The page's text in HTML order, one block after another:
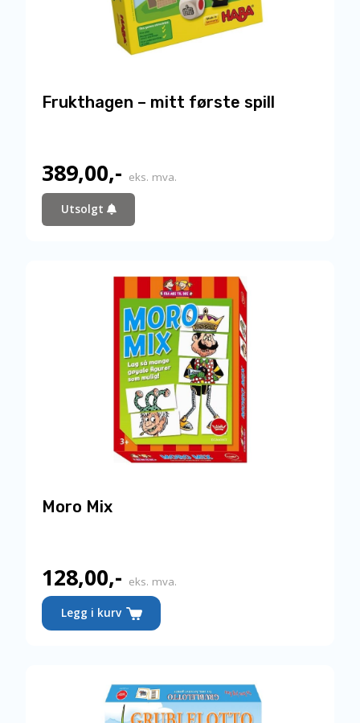
Frukthagen – mitt første spill
389,00,- eks. mva.
Utsolgt
Moro Mix
128,00,- eks. mva.
Legg i kurv